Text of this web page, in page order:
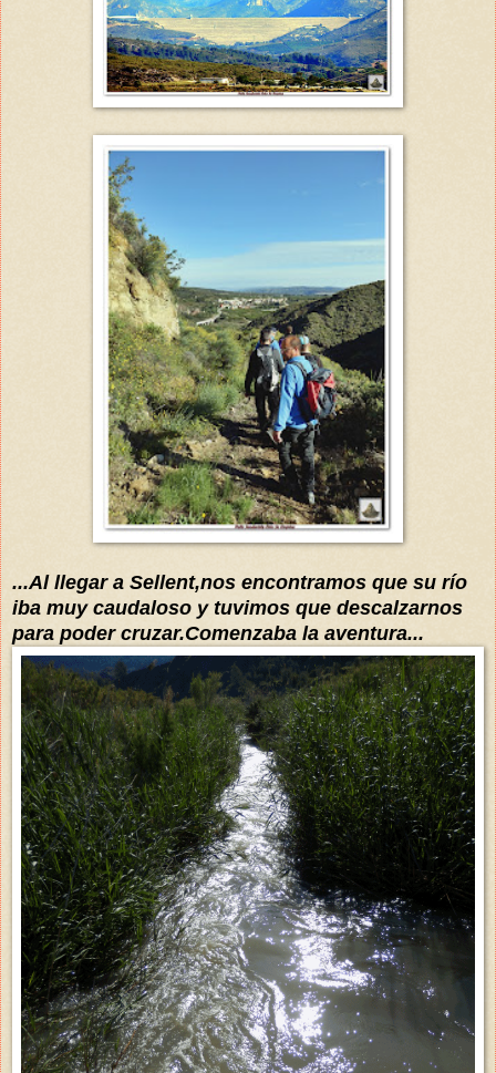
...Al llegar a Sellent,nos encontramos que su río
iba muy caudaloso y tuvimos que descalzarnos
para poder cruzar.Comenzaba la aventura...